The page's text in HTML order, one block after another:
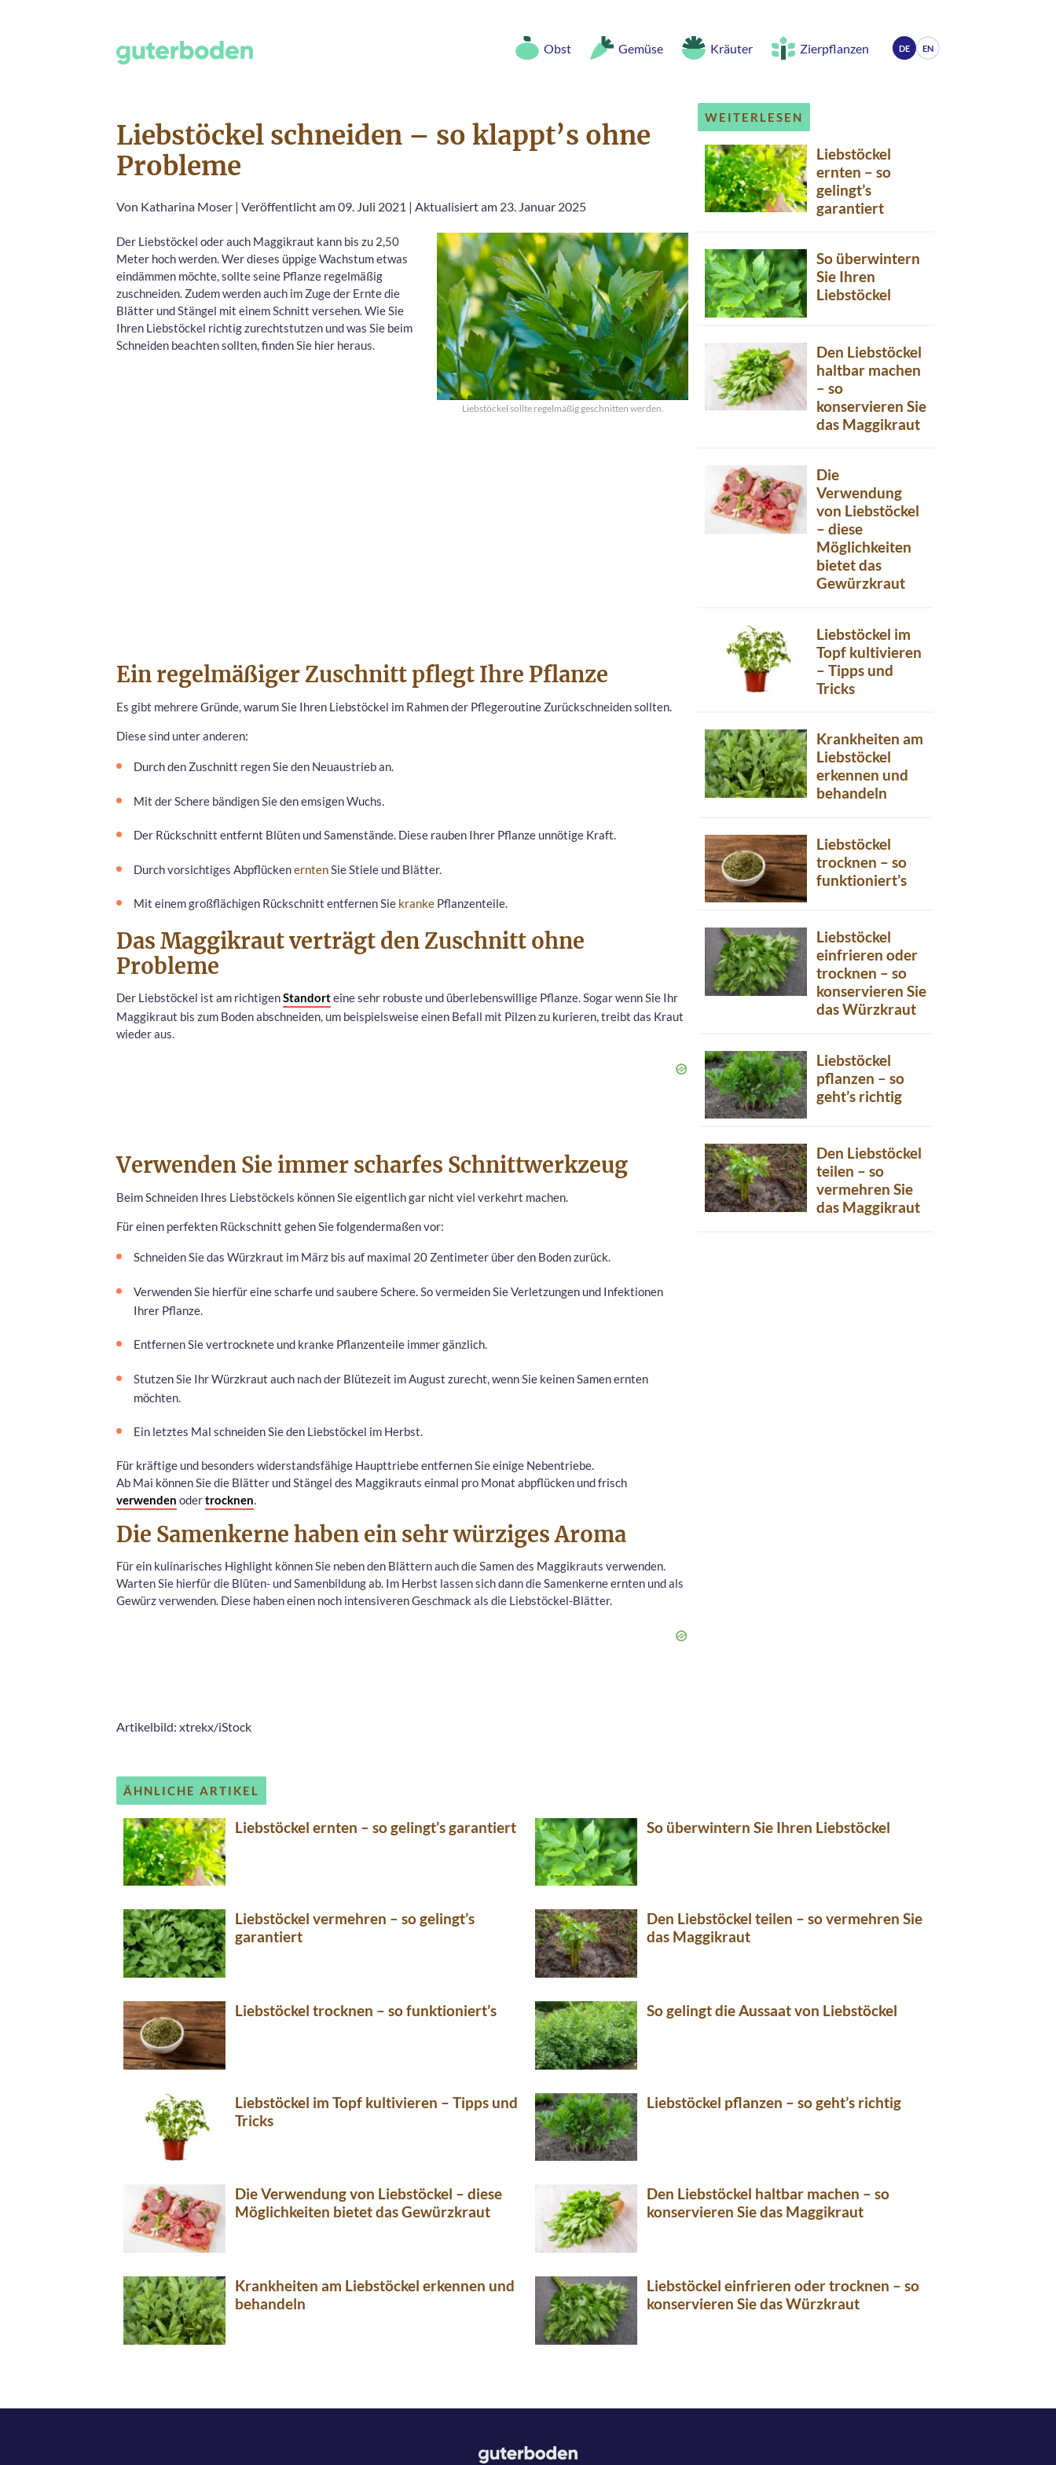
Obst Gemüse Kräuter Zierpflanzen DE EN
Liebstöckel schneiden – so klappt’s ohne
Probleme
Von Katharina Moser | Veröffentlicht am 09. Juli 2021 | Aktualisiert am 23. Januar 2025
Liebstöckel sollte regelmäßig geschnitten werden.
Der Liebstöckel oder auch Maggikraut kann bis zu 2,50
Meter hoch werden. Wer dieses üppige Wachstum etwas
eindämmen möchte, sollte seine Pflanze regelmäßig
zuschneiden. Zudem werden auch im Zuge der Ernte die
Blätter und Stängel mit einem Schnitt versehen. Wie Sie
Ihren Liebstöckel richtig zurechtstutzen und was Sie beim
Schneiden beachten sollten, finden Sie hier heraus.
Ein regelmäßiger Zuschnitt pflegt Ihre Pflanze
Es gibt mehrere Gründe, warum Sie Ihren Liebstöckel im Rahmen der Pflegeroutine Zurückschneiden sollten.
Diese sind unter anderen:
Durch den Zuschnitt regen Sie den Neuaustrieb an.
Mit der Schere bändigen Sie den emsigen Wuchs.
Der Rückschnitt entfernt Blüten und Samenstände. Diese rauben Ihrer Pflanze unnötige Kraft.
Durch vorsichtiges AbpflückenerntenSie Stiele und Blätter.
Mit einem großflächigen Rückschnitt entfernen Sie kranke Pflanzenteile.
Das Maggikraut verträgt den Zuschnitt ohne
Probleme
Der Liebstöckel ist am richtigenStandorteine sehr robuste und überlebenswillige Pflanze. Sogar wenn Sie Ihr
Maggikraut bis zum Boden abschneiden, um beispielsweise einen Befall mit Pilzen zu kurieren, treibt das Kraut
wieder aus.
Verwenden Sie immer scharfes Schnittwerkzeug
Beim Schneiden Ihres Liebstöckels können Sie eigentlich gar nicht viel verkehrt machen.
Für einen perfekten Rückschnitt gehen Sie folgendermaßen vor:
Schneiden Sie das Würzkraut im März bis auf maximal 20 Zentimeter über den Boden zurück.
Verwenden Sie hierfür eine scharfe und saubere Schere. So vermeiden Sie Verletzungen und Infektionen
Ihrer Pflanze.
Entfernen Sie vertrocknete und kranke Pflanzenteile immer gänzlich.
Stutzen Sie Ihr Würzkraut auch nach der Blütezeit im August zurecht, wenn Sie keinen Samen ernten
möchten.
Ein letztes Mal schneiden Sie den Liebstöckel im Herbst.
Für kräftige und besonders widerstandsfähige Haupttriebe entfernen Sie einige Nebentriebe.
Ab Mai können Sie die Blätter und Stängel des Maggikrauts einmal pro Monat abpflücken und frisch
verwenden odertrocknen.
Die Samenkerne haben ein sehr würziges Aroma
Für ein kulinarisches Highlight können Sie neben den Blättern auch die Samen des Maggikrauts verwenden.
Warten Sie hierfür die Blüten- und Samenbildung ab. Im Herbst lassen sich dann die Samenkerne ernten und als
Gewürz verwenden. Diese haben einen noch intensiveren Geschmack als die Liebstöckel-Blätter.
Artikelbild: xtrekx/iStock
WEITERLESEN
Liebstöckel
ernten – so
gelingt’s
garantiert
So überwintern
Sie Ihren
Liebstöckel
Den Liebstöckel
haltbar machen
– so
konservieren Sie
das Maggikraut
Die
Verwendung
von Liebstöckel
– diese
Möglichkeiten
bietet das
Gewürzkraut
Liebstöckel im
Topf kultivieren
– Tipps und
Tricks
Krankheiten am
Liebstöckel
erkennen und
behandeln
Liebstöckel
trocknen – so
funktioniert’s
Liebstöckel
einfrieren oder
trocknen – so
konservieren Sie
das Würzkraut
Liebstöckel
pflanzen – so
geht’s richtig
Den Liebstöckel
teilen – so
vermehren Sie
das Maggikraut
ÄHNLICHE ARTIKEL
Liebstöckel ernten – so gelingt’s garantiert So überwintern Sie Ihren Liebstöckel
Liebstöckel vermehren – so gelingt’s
garantiert
Den Liebstöckel teilen – so vermehren Sie
das Maggikraut
Liebstöckel trocknen – so funktioniert’s So gelingt die Aussaat von Liebstöckel
Liebstöckel im Topf kultivieren – Tipps und
Tricks
Liebstöckel pflanzen – so geht’s richtig
Die Verwendung von Liebstöckel – diese
Möglichkeiten bietet das Gewürzkraut
Den Liebstöckel haltbar machen – so
konservieren Sie das Maggikraut
Krankheiten am Liebstöckel erkennen und
behandeln
Liebstöckel einfrieren oder trocknen – so
konservieren Sie das Würzkraut